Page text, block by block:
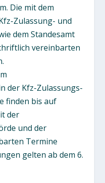
Die mit dem
Zulassung- und
dem Standesamt
vereinbarten
der Kfz-Zulassungs-
finden bis auf
der
und der
Termine
gelten ab dem 6.